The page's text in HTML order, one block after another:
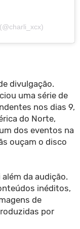
divulgação.
uma série de
nos dias 9,
do Norte,
dos eventos na
ouçam o disco
da audição.
inéditos,
de
por